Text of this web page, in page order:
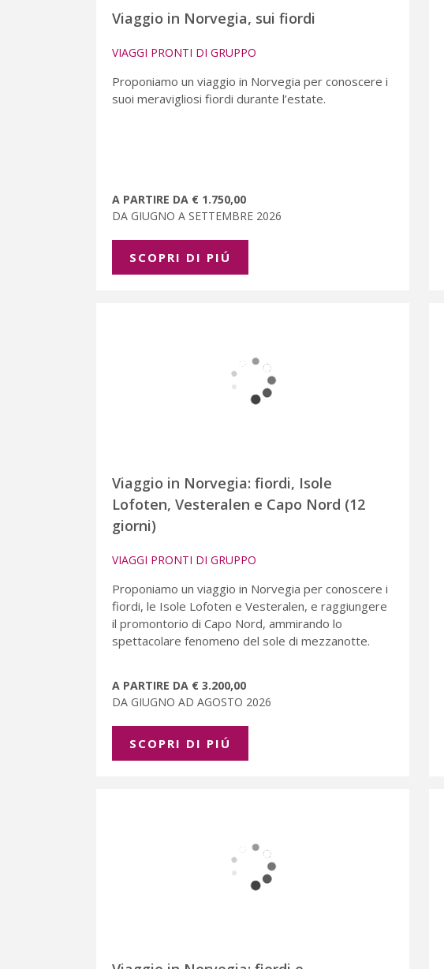
Viaggio in Norvegia, sui fiordi
VIAGGI PRONTI DI GRUPPO
Proponiamo un viaggio in Norvegia per conoscere i
suoi meravigliosi fiordi durante l’estate.
A PARTIRE DA € 1.750,00
DA GIUGNO A SETTEMBRE 2026
SCOPRI DI PIÚ
Viaggio in Norvegia: fiordi, Isole
Lofoten, Vesteralen e Capo Nord (12
giorni)
VIAGGI PRONTI DI GRUPPO
Proponiamo un viaggio in Norvegia per conoscere i
fiordi, le Isole Lofoten e Vesteralen, e raggiungere
il promontorio di Capo Nord, ammirando lo
spettacolare fenomeno del sole di mezzanotte.
A PARTIRE DA € 3.200,00
DA GIUGNO AD AGOSTO 2026
SCOPRI DI PIÚ